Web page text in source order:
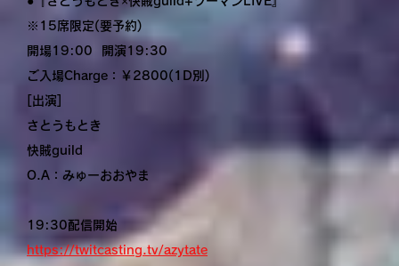
※15席限定(要予約)
開場19:00 開演19:30
ご入場Charge：￥2800(1D別)
[出演]
さとうもとき
快賊guild
O.A：みゅーおおやま
19:30配信開始
https://twitcasting.tv/azytate